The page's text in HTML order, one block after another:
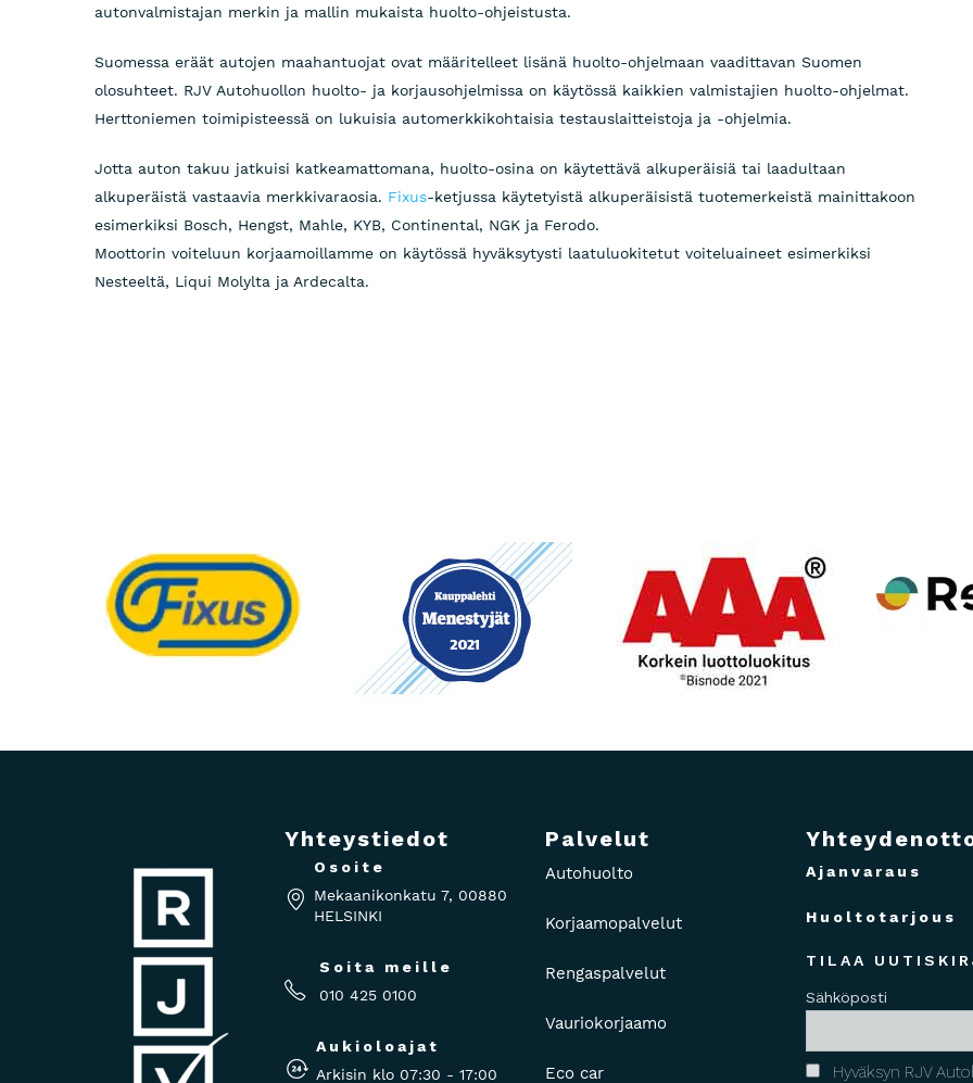
autonvalmistajan merkin ja mallin mukaista huolto-ohjeistusta.
Suomessa eräät autojen maahantuojat ovat määritelleet lisänä huolto-ohjelmaan vaadittavan Suomen
olosuhteet. RJV Autohuollon huolto- ja korjausohjelmissa on käytössä kaikkien valmistajien huolto-ohjelmat.
Herttoniemen toimipisteessä on lukuisia automerkkikohtaisia testauslaitteistoja ja -ohjelmia.
Jotta auton takuu jatkuisi katkeamattomana, huolto-osina on käytettävä alkuperäisiä tai laadultaan
alkuperäistä vastaavia merkkivaraosia. Fixus-ketjussa käytetyistä alkuperäisistä tuotemerkeistä mainittakoon
esimerkiksi Bosch, Hengst, Mahle, KYB, Continental, NGK ja Ferodo.
Moottorin voiteluun korjaamoillamme on käytössä hyväksytysti laatuluokitetut voiteluaineet esimerkiksi
Nesteeltä, Liqui Molylta ja Ardecalta.
Yhteystiedot
Osoite
Mekaanikonkatu 7, 00880
HELSINKI
Soita meille
010 425 0100
Aukioloajat
Arkisin klo 07:30 - 17:00
Palvelut
Autohuolto
Korjaamopalvelut
Rengaspalvelut
Vauriokorjaamo
Eco car
Ajanvaraus
Huoltotarjous
TILAA
Sähköposti
Hyväksyn RJV